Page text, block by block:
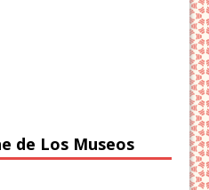
de Los Museos